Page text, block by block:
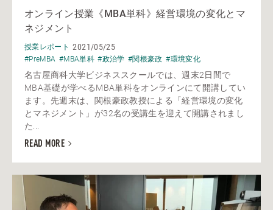
オンライン授業《MBA単科》経営環境の変化とマ
ネジメント
授業レポート 2021/05/25
#PreMBA #MBA単科 #政治学 #関根豪政 #環境変化
名古屋商科大学ビジネススクールでは、週末2日間で
MBA基礎が学べるMBA単科をオンラインにて開講してい
ます。先週末は、関根豪政教授による「経営環境の変化
とマネジメント」が32名の受講生を迎えて開講されまし
た...
READ MORE